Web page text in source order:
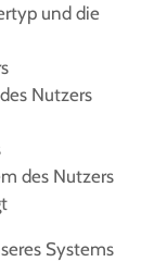
und die
Nutzers
des Nutzers
Systems